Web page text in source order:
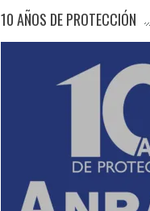
10 AÑOS DE PROTECCIÓN